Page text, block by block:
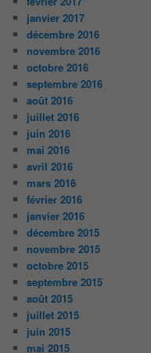
janvier 2017
décembre 2016
novembre 2016
octobre 2016
septembre 2016
août 2016
juillet 2016
juin 2016
mai 2016
avril 2016
mars 2016
février 2016
janvier 2016
décembre 2015
novembre 2015
octobre 2015
septembre 2015
août 2015
juillet 2015
juin 2015
mai 2015